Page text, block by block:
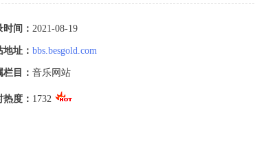
时间： 2021-08-19
地址： bbs.besgold.com
栏目： 音乐网站
热度： 1732